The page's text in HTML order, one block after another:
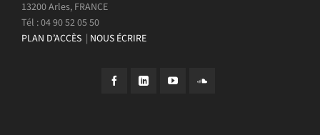
13200 Arles, FRANCE
Tél : 04 90 52 05 50
PLAN D’ACCÈS | NOUS ÉCRIRE